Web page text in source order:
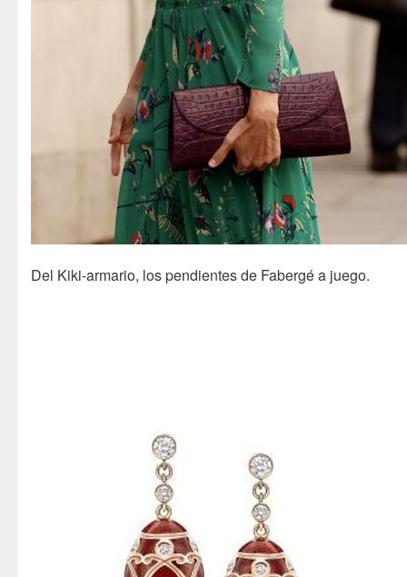
Del Kiki-armario, los pendientes de Fabergé a juego.